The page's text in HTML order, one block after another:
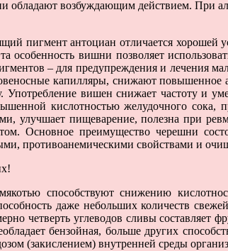
обладают возбуждающим действием. При
пигмент антоциан отличается
особенность вишни позволяет
– для предупреждения и лечения
капилляры, снижают повышенное
вишен снижает частоту и
кислотностью желудочного сока,
улучшает пищеварение, полезна при
Основное преимущество черешни
противоанемическими свойствами и
способствуют снижению
даже небольших количеств
четверть углеводов сливы составляет
бензойная, больше других
(закислением) внутренней среды